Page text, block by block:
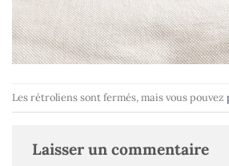
Les rétroliens sont fermés, mais vous pouvez
Laisser un commentaire